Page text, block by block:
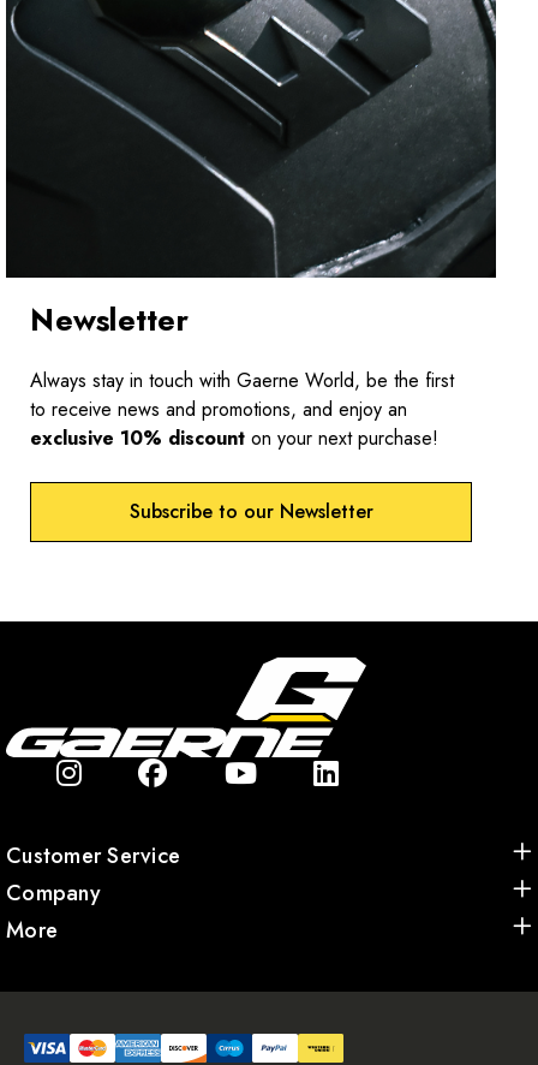
Newsletter
Always stay in touch with Gaerne World, be the first
to receive news and promotions, and enjoy an
exclusive 10% discount on your next purchase!
Subscribe to our Newsletter
Customer Service
Company
More